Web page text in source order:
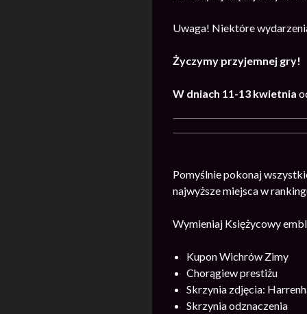
Uwaga! Niektóre
Życzymy przyjemnej gry!
W dniach 11-13 kwietnia
Pomyślnie pokonaj
najwyższe miejsca w
Wymieniaj Księżycowy
Kupon Wichrów Zimy
Chorągiew prestiżu
Skrzynia zdjęcia:
Skrzynia odznaczenia